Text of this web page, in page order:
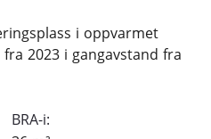
i oppvarmet
2023 i gangavstand fra
BRA-i: